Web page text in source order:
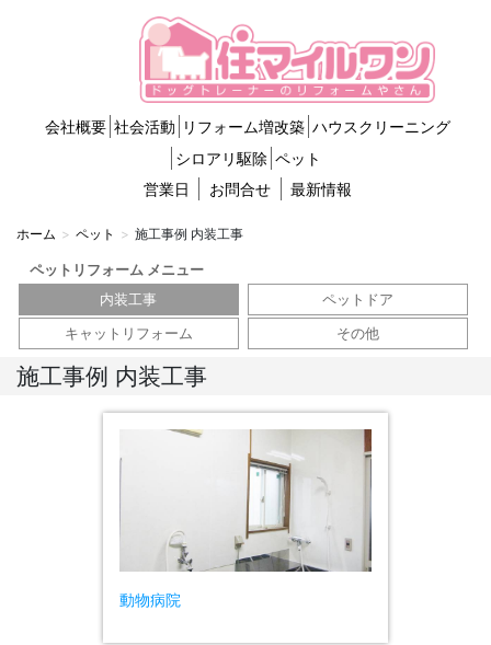
会社概要 社会活動 リフォーム増改築 ハウスクリーニング
シロアリ駆除 ペット
営業日
お問合せ 最新情報
ホーム ペット 施工事例 内装工事
ペットリフォーム メニュー
内装工事
ペットドア
キャットリフォーム
その他
施工事例 内装工事
動物病院